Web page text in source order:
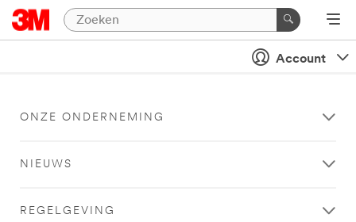
Account
ONZE ONDERNEMING
NIEUWS
REGELGEVING